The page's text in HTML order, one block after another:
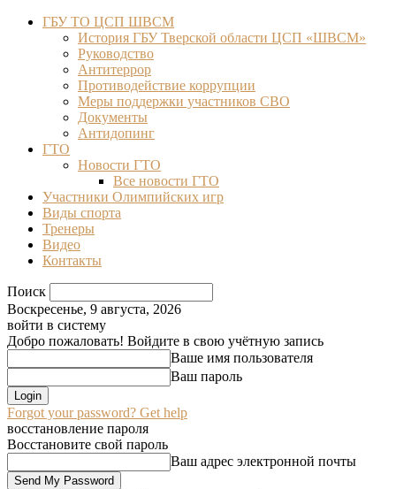
ГБУ ТО ЦСП ШВСМ
История ГБУ Тверской области ЦСП «ШВСМ»
Руководство
Антитеррор
Противодействие коррупции
Меры поддержки участников СВО
Документы
Антидопинг
ГТО
Новости ГТО
Все новости ГТО
Участники Олимпийских игр
Виды спорта
Тренеры
Видео
Контакты
Поиск
Воскресенье, 9 августа, 2026
войти в систему
Добро пожаловать! Войдите в свою учётную запись
Ваше имя пользователя
Ваш пароль
Forgot your password? Get help
восстановление пароля
Восстановите свой пароль
Ваш адрес электронной почты